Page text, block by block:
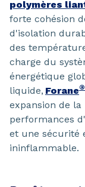
polymères
forte cohésion
d'isolation
des
charge du
énergétique
liquide, Forane®
expansion de
performances
et une sécurité
ininflammable.